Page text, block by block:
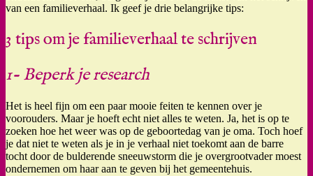
van een familieverhaal. Ik geef je drie belangrijke tips:
3 tips om je familieverhaal te schrijven
1- Beperk je research
Het is heel fijn om een paar mooie feiten te kennen over je
voorouders. Maar je hoeft echt niet alles te weten. Ja, het is op te
zoeken hoe het weer was op de geboortedag van je oma. Toch hoef
je dat niet te weten als je in je verhaal niet toekomt aan de barre
tocht door de bulderende sneeuwstorm die je overgrootvader moest
ondernemen om haar aan te geven bij het gemeentehuis.